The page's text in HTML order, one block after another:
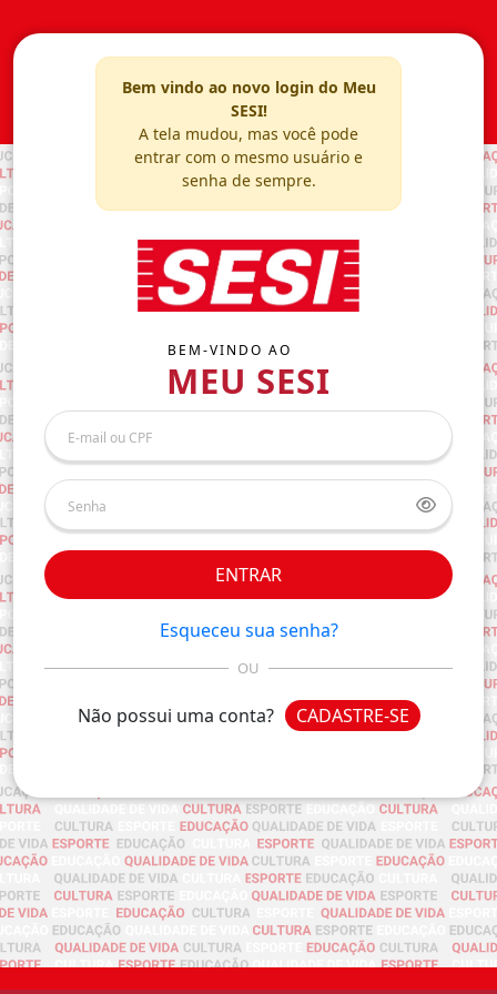
Bem vindo ao novo login do Meu
SESI!
A tela mudou, mas você pode
entrar com o mesmo usuário e
senha de sempre.
BEM-VINDO AO
MEU SESI
ENTRAR
Esqueceu sua senha?
OU
Não possui uma conta? CADASTRE-SE